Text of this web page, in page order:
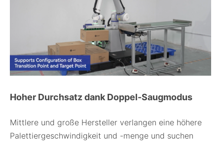
Hoher Durchsatz dank Doppel-Saugmodus
Mittlere und große Hersteller verlangen eine höhere
Palettiergeschwindigkeit und -menge und suchen